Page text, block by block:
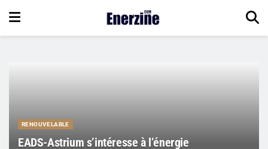
RENOUVELABLE
EADS-Astrium s’intéresse à l’énergie